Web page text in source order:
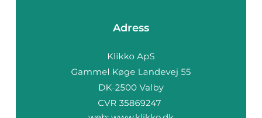
Adress